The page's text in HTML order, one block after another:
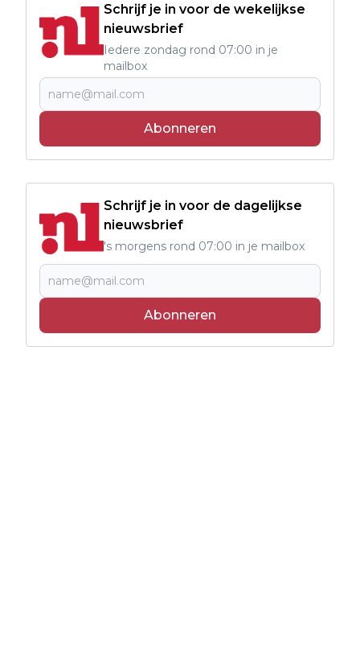
Schrijf je in voor de wekelijkse
nieuwsbrief
Iedere zondag rond 07:00 in je
mailbox
Abonneren
Schrijf je in voor de dagelijkse
nieuwsbrief
's morgens rond 07:00 in je mailbox
Abonneren